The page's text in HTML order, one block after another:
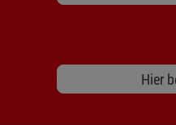
Hier